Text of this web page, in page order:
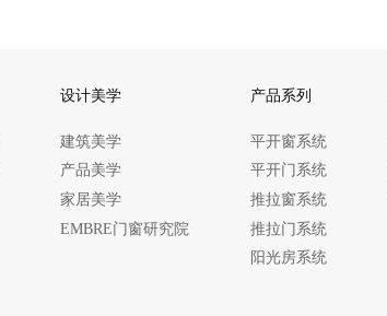
设计美学
建筑美学
产品美学
家居美学
EMBRE门窗研究院
产品系列
平开窗系统
平开门系统
推拉窗系统
推拉门系统
阳光房系统